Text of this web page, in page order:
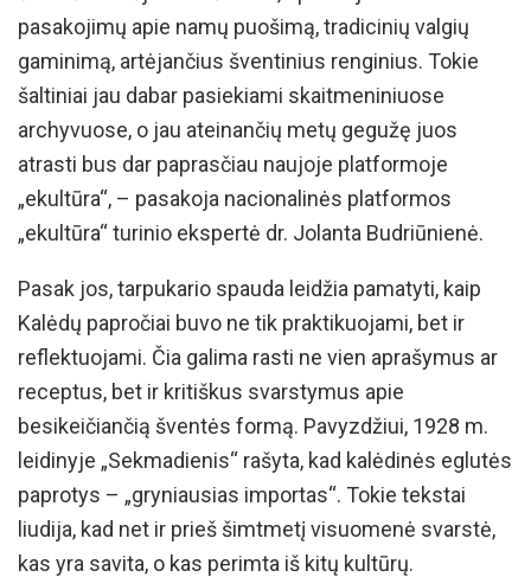
pasakojimų apie namų puošimą, tradicinių valgių
gaminimą, artėjančius šventinius renginius. Tokie
šaltiniai jau dabar pasiekiami skaitmeniniuose
archyvuose, o jau ateinančių metų gegužę juos
atrasti bus dar paprasčiau naujoje platformoje
„ekultūra“, – pasakoja nacionalinės platformos
„ekultūra“ turinio ekspertė dr. Jolanta Budriūnienė.
Pasak jos, tarpukario spauda leidžia pamatyti, kaip
Kalėdų papročiai buvo ne tik praktikuojami, bet ir
reflektuojami. Čia galima rasti ne vien aprašymus ar
receptus, bet ir kritiškus svarstymus apie
besikeičiančią šventės formą. Pavyzdžiui, 1928 m.
leidinyje „Sekmadienis“ rašyta, kad kalėdinės eglutės
paprotys – „gryniausias importas“. Tokie tekstai
liudija, kad net ir prieš šimtmetį visuomenė svarstė,
kas yra savita, o kas perimta iš kitų kultūrų.